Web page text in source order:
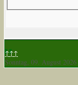
↑↑↑
Sonntag, 09. August 2026